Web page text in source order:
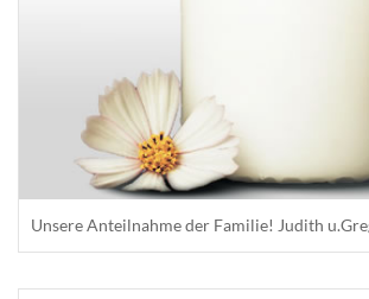
Unsere Anteilnahme der Familie! Judith